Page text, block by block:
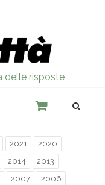
delle risposte
2021
2020
2014
2013
2007
2006